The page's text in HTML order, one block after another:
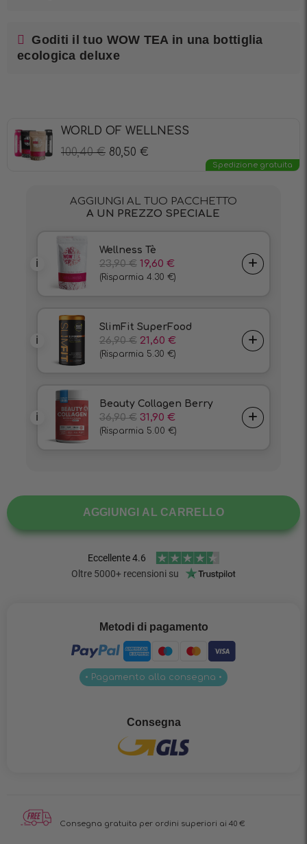
Goditi il tuo WOW TEA in una bottiglia
ecologica deluxe
WORLD OF WELLNESS
100,40€ 80,50 €
Spedizione gratuita
AGGIUNGI AL CARRELLO
Metodi di pagamento
• Pagamento alla consegna •
Consegna
Consegna gratuita per ordini superiori ai 40 €